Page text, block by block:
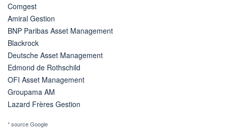
Comgest
Amiral Gestion
BNP Paribas Asset Management
Blackrock
Deutsche Asset Management
Edmond de Rothschild
OFI Asset Management
Groupama AM
Lazard Frères Gestion
* source Google